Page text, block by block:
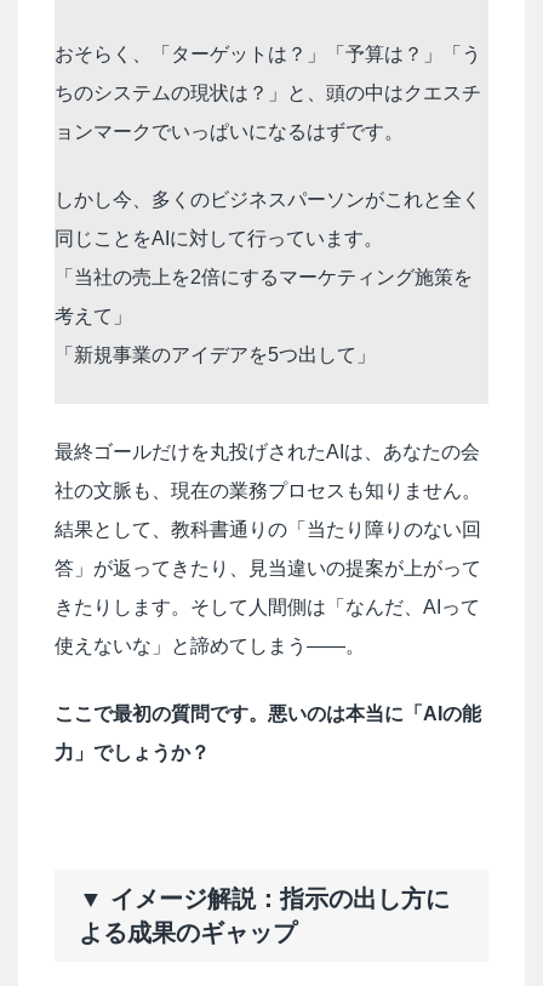
おそらく、「ターゲットは？」「予算は？」「う
ちのシステムの現状は？」と、頭の中はクエスチ
ョンマークでいっぱいになるはずです。
しかし今、多くのビジネスパーソンがこれと全く
同じことをAIに対して行っています。
「当社の売上を2倍にするマーケティング施策を
考えて」
「新規事業のアイデアを5つ出して」
最終ゴールだけを丸投げされたAIは、あなたの会
社の文脈も、現在の業務プロセスも知りません。
結果として、教科書通りの「当たり障りのない回
答」が返ってきたり、見当違いの提案が上がって
きたりします。そして人間側は「なんだ、AIって
使えないな」と諦めてしまう——。
ここで最初の質問です。悪いのは本当に「AIの能
力」でしょうか？
▼ イメージ解説：指示の出し方に
よる成果のギャップ